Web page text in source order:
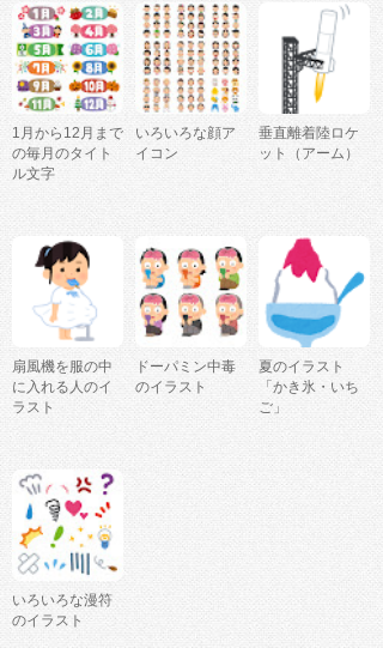
1月から12月まで
の毎月のタイト
ル文字
いろいろな顔ア
イコン
垂直離着陸ロケ
ット（アーム）
扇風機を服の中
に入れる人のイ
ラスト
ドーパミン中毒
のイラスト
夏のイラスト
「かき氷・いち
ご」
いろいろな漫符
のイラスト